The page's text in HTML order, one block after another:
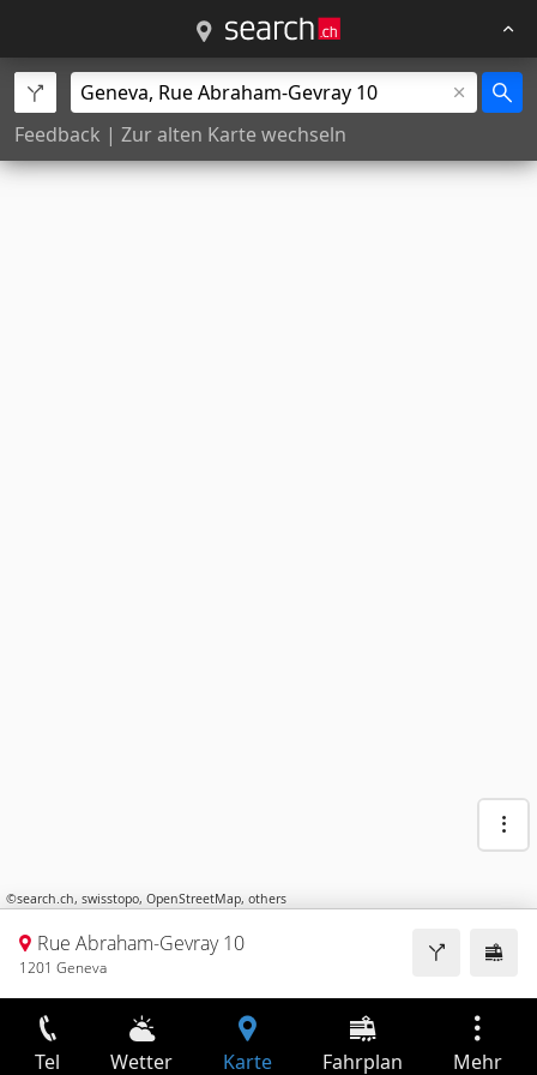
Feedback | Zur alten Karte wechseln
©search.ch, swisstopo, OpenStreetMap, others
Rue Abraham-Gevray 10
1201 Geneva
Tel Wetter Karte Fahrplan Mehr